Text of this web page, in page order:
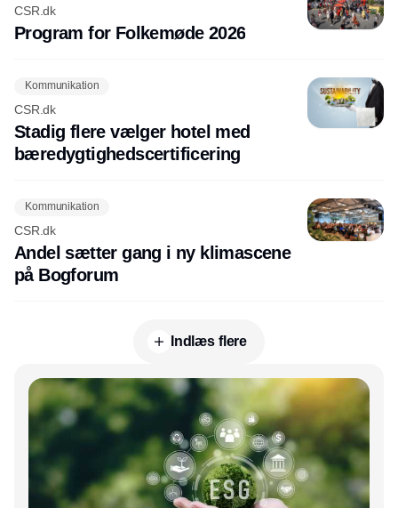
CSR.dk
Program for Folkemøde 2026
Kommunikation
CSR.dk
Stadig flere vælger hotel med
bæredygtighedscertificering
Kommunikation
CSR.dk
Andel sætter gang i ny klimascene
på Bogforum
Indlæs flere
Annonce